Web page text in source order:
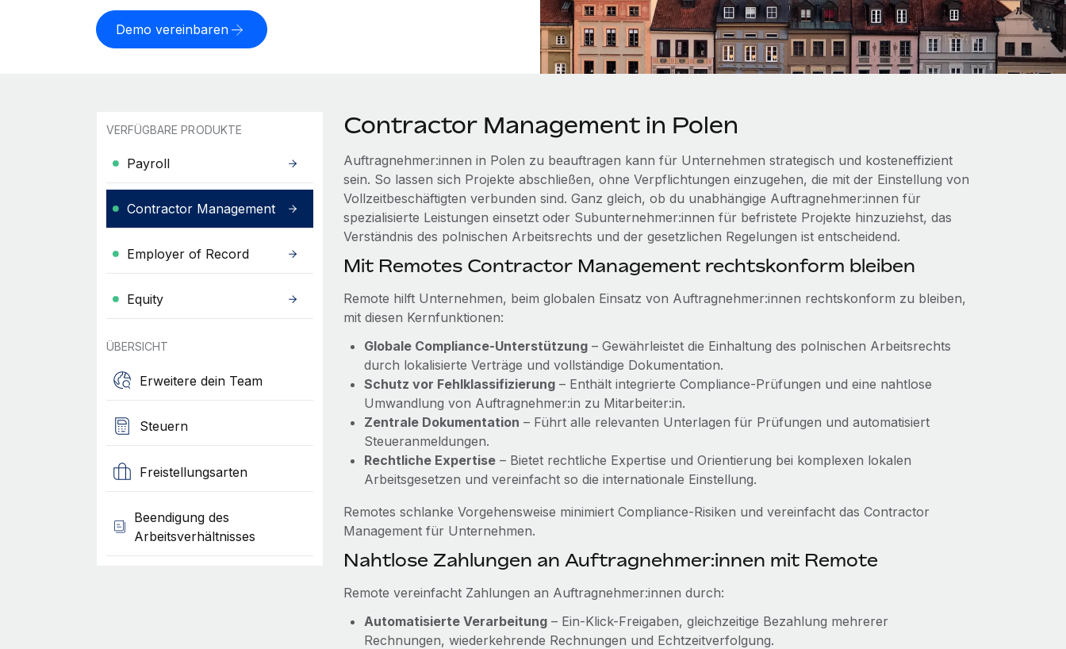
Demo vereinbaren
VERFÜGBARE PRODUKTE
Payroll
Contractor Management
Employer of Record
Equity
ÜBERSICHT
Erweitere dein Team
Steuern
Freistellungsarten
Beendigung des
Arbeitsverhältnisses
Contractor Management in Polen
Auftragnehmer:innen in Polen zu beauftragen kann für Unternehmen strategisch und kosteneffizient
sein. So lassen sich Projekte abschließen, ohne Verpflichtungen einzugehen, die mit der Einstellung von
Vollzeitbeschäftigten verbunden sind. Ganz gleich, ob du unabhängige Auftragnehmer:innen für
spezialisierte Leistungen einsetzt oder Subunternehmer:innen für befristete Projekte hinzuziehst, das
Verständnis des polnischen Arbeitsrechts und der gesetzlichen Regelungen ist entscheidend.
Mit Remotes Contractor Management rechtskonform bleiben
Remote hilft Unternehmen, beim globalen Einsatz von Auftragnehmer:innen rechtskonform zu bleiben,
mit diesen Kernfunktionen:
Globale Compliance-Unterstützung– Gewährleistet die Einhaltung des polnischen Arbeitsrechts
durch lokalisierte Verträge und vollständige Dokumentation.
Schutz vor Fehlklassifizierung– Enthält integrierte Compliance‑Prüfungen und eine nahtlose
Umwandlung von Auftragnehmer:in zu Mitarbeiter:in.
Zentrale Dokumentation – Führt alle relevanten Unterlagen für Prüfungen und automatisiert
Steueranmeldungen.
Rechtliche Expertise– Bietet rechtliche Expertise und Orientierung bei komplexen lokalen
Arbeitsgesetzen und vereinfacht so die internationale Einstellung.
Remotes schlanke Vorgehensweise minimiert Compliance‑Risiken und vereinfacht das Contractor
Management für Unternehmen.
Nahtlose Zahlungen an Auftragnehmer:innen mit Remote
Remote vereinfacht Zahlungen an Auftragnehmer:innen durch:
Automatisierte Verarbeitung– Ein-Klick-Freigaben, gleichzeitige Bezahlung mehrerer
Rechnungen, wiederkehrende Rechnungen und Echtzeitverfolgung.